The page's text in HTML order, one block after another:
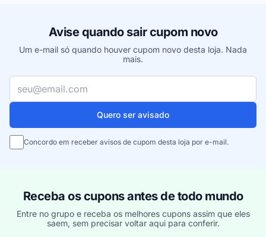
Avise quando sair cupom novo
Um e-mail só quando houver cupom novo desta loja. Nada
mais.
Seu e-mail
Quero ser avisado
Concordo em receber avisos de cupom desta loja por e-mail.
Receba os cupons antes de todo mundo
Entre no grupo e receba os melhores cupons assim que eles
saem, sem precisar voltar aqui para conferir.